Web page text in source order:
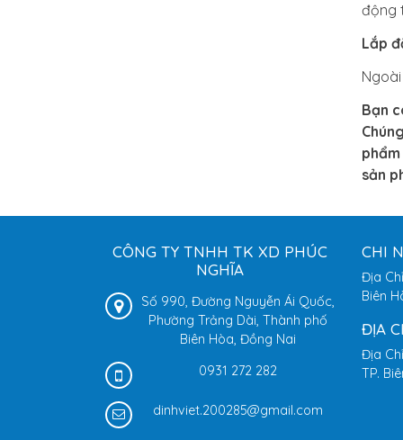
động
Lắp
Bạn
sản
CÔNG TY TNHH TK XD PHÚC
NGHĨA
Số 990, Đường Nguyễn Ái Quốc,
Phường Trảng Dài, Thành phố
Biên Hòa, Đồng Nai
0931 272 282
dinhviet.200285@gmail.com
CHI
Địa
Biên
ĐỊA
Địa
TP.